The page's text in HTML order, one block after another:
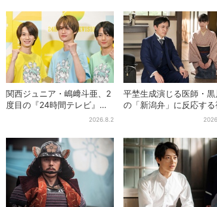
関西ジュニア・嶋﨑斗亜、2
度目の『24時間テレビ』
へ…ほかのメンバーに助言2026.8.2
平埜生成演じる医師・黒
の「新潟弁」に反応する
聴者続出「グッときた」